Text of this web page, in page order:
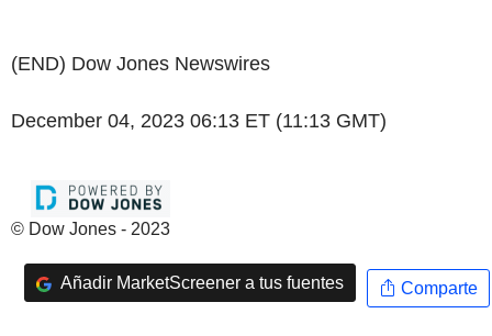
(END) Dow Jones Newswires
December 04, 2023 06:13 ET (11:13 GMT)
© Dow Jones - 2023
Añadir MarketScreener a tus fuentes Comparte